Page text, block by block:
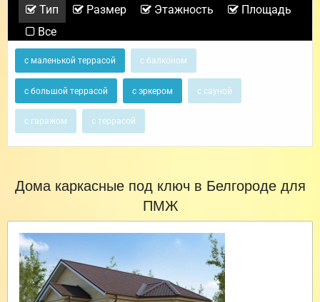
Тип Размер Этажность
Площадь
Все
с маленькой террасой с балконом
с большой террасой с эркером с сауной
с гаражом с террасой
Дома каркасные под ключ в Белгороде для
ПМЖ